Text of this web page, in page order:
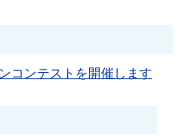
コンテストを開催します